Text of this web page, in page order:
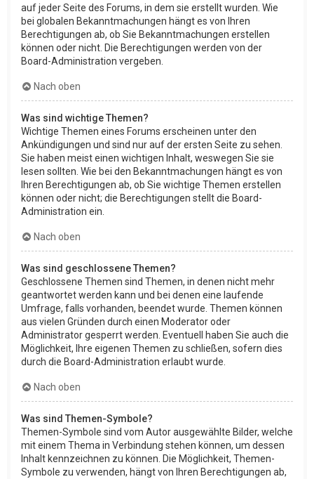
auf jeder Seite des Forums, in dem sie erstellt wurden. Wie
bei globalen Bekanntmachungen hängt es von Ihren
Berechtigungen ab, ob Sie Bekanntmachungen erstellen
können oder nicht. Die Berechtigungen werden von der
Board-Administration vergeben.
Nach oben
Was sind wichtige Themen?
Wichtige Themen eines Forums erscheinen unter den
Ankündigungen und sind nur auf der ersten Seite zu sehen.
Sie haben meist einen wichtigen Inhalt, weswegen Sie sie
lesen sollten. Wie bei den Bekanntmachungen hängt es von
Ihren Berechtigungen ab, ob Sie wichtige Themen erstellen
können oder nicht; die Berechtigungen stellt die Board-
Administration ein.
Nach oben
Was sind geschlossene Themen?
Geschlossene Themen sind Themen, in denen nicht mehr
geantwortet werden kann und bei denen eine laufende
Umfrage, falls vorhanden, beendet wurde. Themen können
aus vielen Gründen durch einen Moderator oder
Administrator gesperrt werden. Eventuell haben Sie auch die
Möglichkeit, Ihre eigenen Themen zu schließen, sofern dies
durch die Board-Administration erlaubt wurde.
Nach oben
Was sind Themen-Symbole?
Themen-Symbole sind vom Autor ausgewählte Bilder, welche
mit einem Thema in Verbindung stehen können, um dessen
Inhalt kennzeichnen zu können. Die Möglichkeit, Themen-
Symbole zu verwenden, hängt von Ihren Berechtigungen ab,